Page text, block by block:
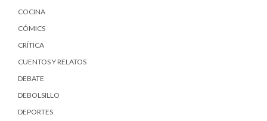
COCINA
CÓMICS
CRÍTICA
CUENTOS Y RELATOS
DEBATE
DEBOLSILLO
DEPORTES